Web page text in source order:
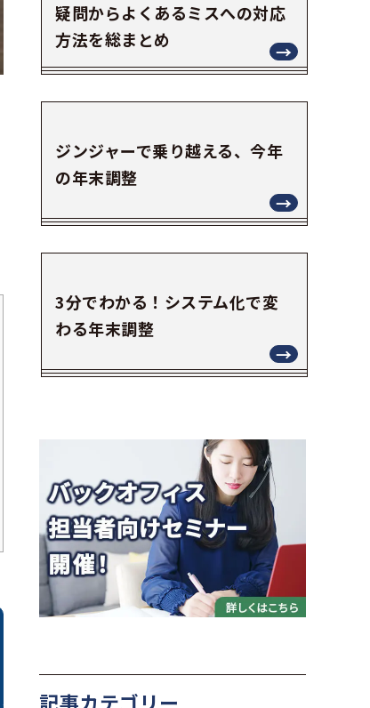
疑問からよくあるミスへの対応
方法を総まとめ
ジンジャーで乗り越える、今年
の年末調整
3分でわかる！システム化で変
わる年末調整
記事カテゴリー